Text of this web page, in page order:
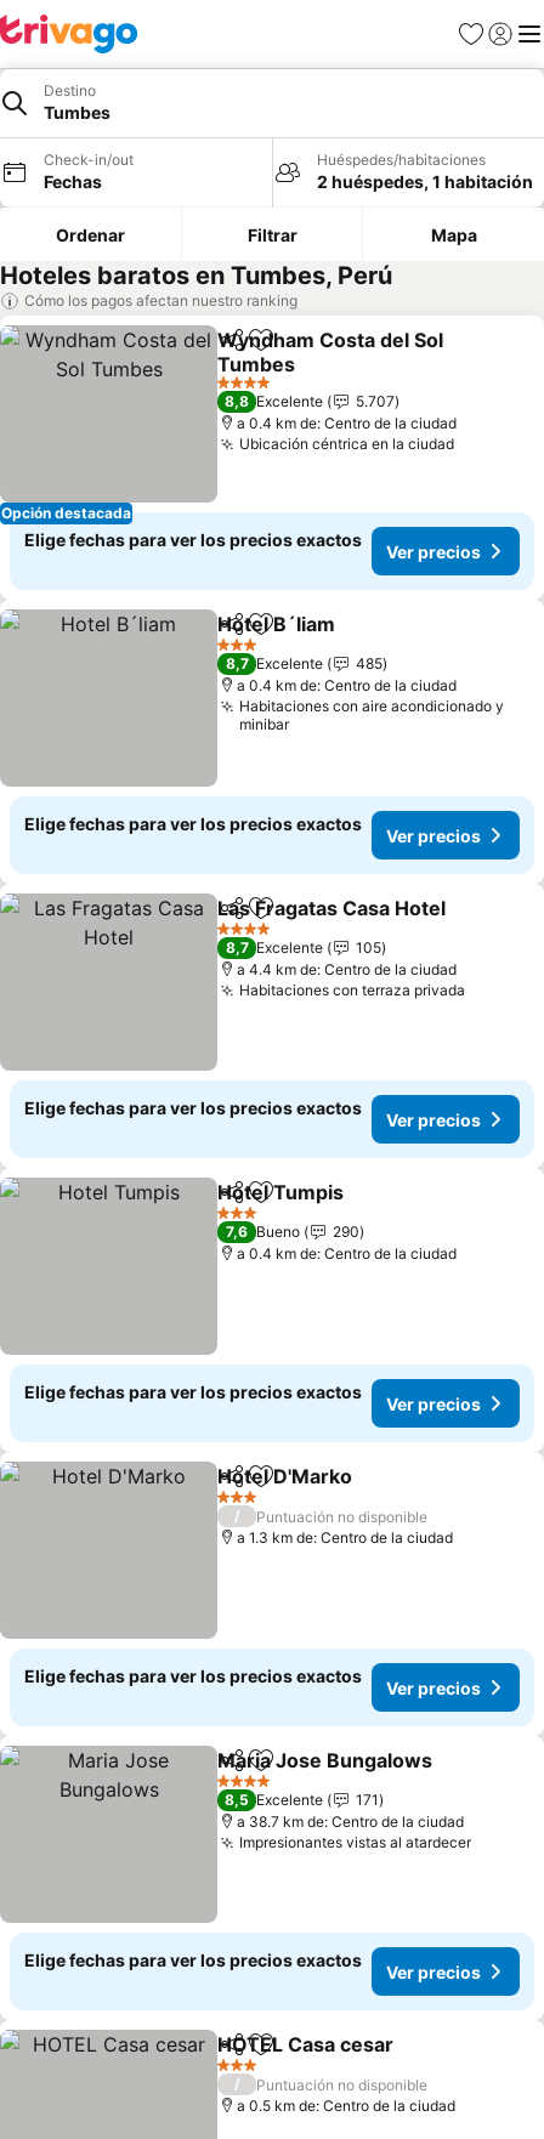
Favoritos
Iniciar
Destino
Tumbes
Check-in/out
Fechas
Huéspedes/habitaciones
2 huéspedes, 1 habitación
Ordenar Filtrar Mapa
Hoteles baratos en Tumbes, Perú
Cómo los pagos afectan nuestro ranking
Opción destacada
CompartirAgregar a favoritos
Wyndham Costa del Sol
Tumbes
4 Estrellas
8,8 Excelente
5.707
a 0.4 km de: Centro de la ciudad
Ubicación céntrica en la ciudad
Elige fechas para ver los precios exactos
Ver precios
CompartirAgregar a favoritos
Hotel B´liam
3 Estrellas
8,7 Excelente
485
a 0.4 km de: Centro de la ciudad
Habitaciones con aire acondicionado y
minibar
Elige fechas para ver los precios exactos
Ver precios
CompartirAgregar a favoritos
Las Fragatas Casa Hotel
4 Estrellas
8,7 Excelente
105
a 4.4 km de: Centro de la ciudad
Habitaciones con terraza privada
Elige fechas para ver los precios exactos
Ver precios
CompartirAgregar a favoritos
Hotel Tumpis
3 Estrellas
7,6 Bueno
290
a 0.4 km de: Centro de la ciudad
Elige fechas para ver los precios exactos
Ver precios
CompartirAgregar a favoritos
Hotel D'Marko
3 Estrellas
/
Puntuación no disponible
a 1.3 km de: Centro de la ciudad
Elige fechas para ver los precios exactos
Ver precios
CompartirAgregar a favoritos
Maria Jose Bungalows
4 Estrellas
8,5 Excelente
171
a 38.7 km de: Centro de la ciudad
Impresionantes vistas al atardecer
Elige fechas para ver los precios exactos
Ver precios
CompartirAgregar a favoritos
HOTEL Casa cesar
3 Estrellas
/
Puntuación no disponible
a 0.5 km de: Centro de la ciudad